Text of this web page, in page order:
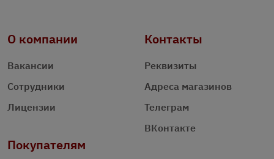
О компании
Вакансии
Сотрудники
Лицензии
Контакты
Реквизиты
Адреса магазинов
Телеграм
ВКонтакте
Покупателям